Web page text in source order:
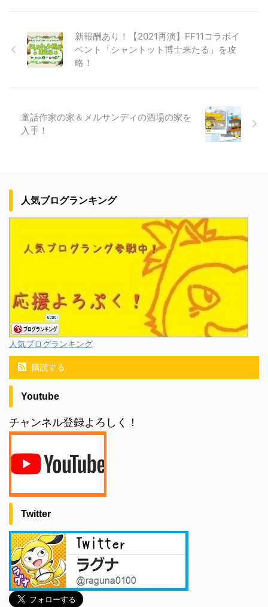
新報酬あり！【2021再演】FF11コラボイ
ベント「シャントット博士来たる」を攻
略！
童話作家の家＆メルサンディの酒場の家を
入手！
人気ブログランキング
人気ブログランキング
購読する
Youtube
チャンネル登録よろしく！
Twitter